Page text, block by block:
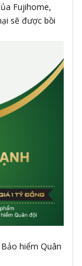
Fujihome,
sẽ được bồi
hiểm Quân